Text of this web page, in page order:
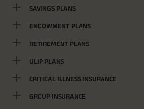
SAVINGS PLANS
ENDOWMENT PLANS
RETIREMENT PLANS
ULIP PLANS
CRITICAL ILLNESS INSURANCE
GROUP INSURANCE